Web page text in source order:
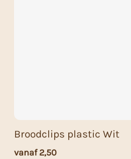
Broodclips plastic Wit
vanaf2,50